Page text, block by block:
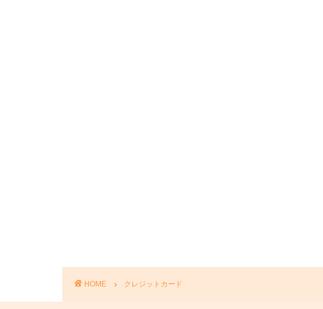
HOME クレジットカード